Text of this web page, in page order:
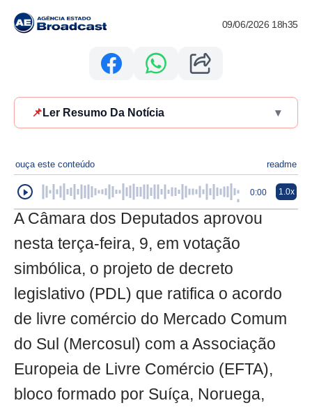
09/06/2026 18h35
📌 Ler Resumo Da Notícia ▾
ouça este conteúdo readme
0:00 1.0x
A Câmara dos Deputados aprovou
nesta terça-feira, 9, em votação
simbólica, o projeto de decreto
legislativo (PDL) que ratifica o acordo
de livre comércio do Mercado Comum
do Sul (Mercosul) com a Associação
Europeia de Livre Comércio (EFTA),
bloco formado por Suíça, Noruega,